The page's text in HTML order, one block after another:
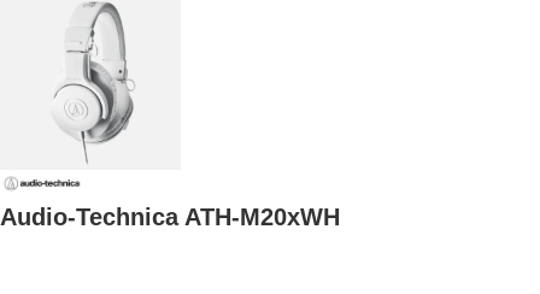
Audio-Technica ATH-M20xWH